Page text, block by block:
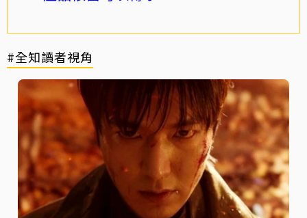
#全知讀者視角